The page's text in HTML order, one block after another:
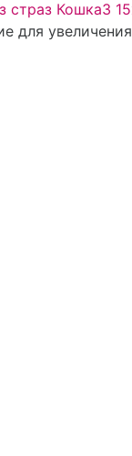
для увеличения